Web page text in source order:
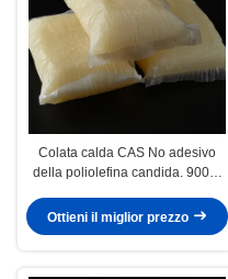
Colata calda CAS No adesivo
della poliolefina candida. 9009-
Ottieni il miglior prezzo